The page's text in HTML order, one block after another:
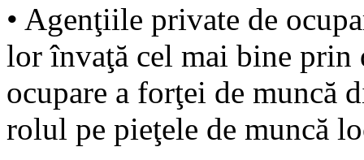
• Agenţiile private de
lor învaţă cel mai bine
ocupare a forţei de muncă
rolul pe pieţele de muncă